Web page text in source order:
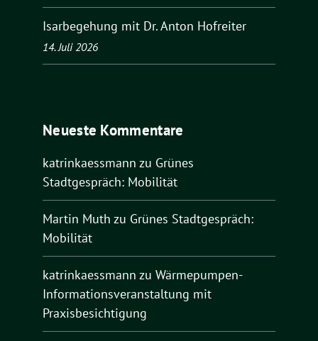
Isarbegehung mit Dr. Anton Hofreiter
14. Juli 2026
Neueste Kommentare
katrinkaessmann zu Grünes
Stadtgespräch: Mobilität
Martin Muth zu Grünes Stadtgespräch:
Mobilität
katrinkaessmann zu Wärmepumpen-
Informationsveranstaltung mit
Praxisbesichtigung